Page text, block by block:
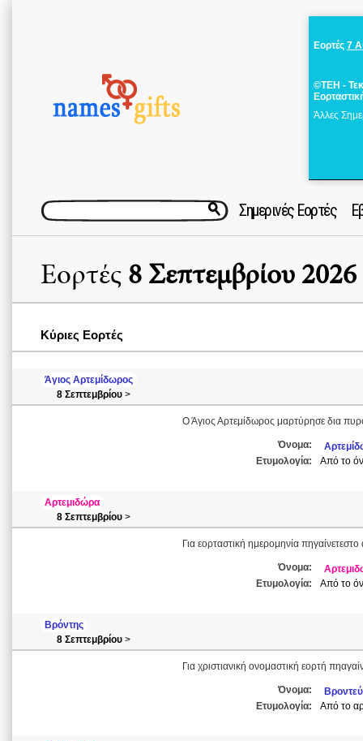
Εορτές 7
©ΤΕΗ -
Άλλες
Σημερινές Εορτές
Εορτές 8 Σεπτεμβρίου 2026
Κύριες Εορτές
Άγιος Αρτεμίδωρος
8 Σεπτεμβρίου >
Ο Άγιος Αρτεμίδωρος μαρτύρησε δια
Όνομα:
Ετυμολογία:
Από το
Αρτεμιδώρα
8 Σεπτεμβρίου >
Για εορταστική ημερομηνία πηγαίνετεστο
Όνομα:
Ετυμολογία:
Από το
Βρόντης
8 Σεπτεμβρίου >
Για χριστιανική ονομαστική εορτή
Όνομα:
Ετυμολογία:
Από το